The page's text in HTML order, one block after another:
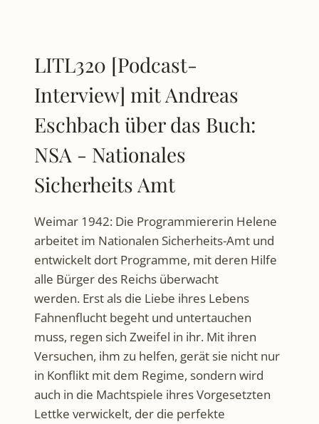
LITL320 [Podcast-
Interview] mit Andreas
Eschbach über das Buch:
NSA - Nationales
Sicherheits Amt
Weimar 1942: Die Programmiererin Helene
arbeitet im Nationalen Sicherheits-Amt und
entwickelt dort Programme, mit deren Hilfe
alle Bürger des Reichs überwacht
werden. Erst als die Liebe ihres Lebens
Fahnenflucht begeht und untertauchen
muss, regen sich Zweifel in ihr. Mit ihren
Versuchen, ihm zu helfen, gerät sie nicht nur
in Konflikt mit dem Regime, sondern wird
auch in die Machtspiele ihres Vorgesetzten
Lettke verwickelt, der die perfekte